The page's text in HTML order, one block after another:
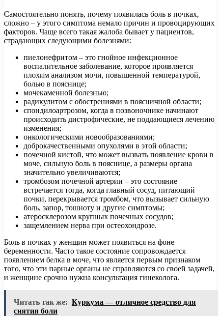
Самостоятельно понять, почему появилась боль в почках,
сложно – у этого симптома немало причин и провоцирующих
факторов. Чаще всего такая жалоба бывает у пациентов,
страдающих следующими болезнями:
пиелонефритом – это гнойное инфекционное
воспалительное заболевание, которое проявляется
плохим анализом мочи, повышенной температурой,
болью в пояснице;
мочекаменной болезнью;
радикулитом с обострениями в поясничной области;
спондилоартрозом, когда в позвоночнике начинают
происходить дистрофические, не поддающиеся лечению
изменения;
онкологическими новообразованиями;
доброкачественными опухолями в этой области;
почечной кистой, что может вызвать появление крови в
моче, сильную боль в пояснице, а размеры органа
значительно увеличиваются;
тромбозом почечной артерии – это состояние
встречается тогда, когда главный сосуд, питающий
почки, перекрывается тромбом, что вызывает сильную
боль, запор, тошноту и другие симптомы;
атеросклерозом крупных почечных сосудов;
защемлением нерва при остеохондрозе.
Боль в почках у женщин может появиться на фоне
беременности. Часто такое состояние сопровождается
появлением белка в моче, что является первым признаком
того, что эти парные органы не справляются со своей задачей,
и женщине срочно нужна консультация гинеколога.
Читать так же: Куркума — отличное средство для
снятия боли